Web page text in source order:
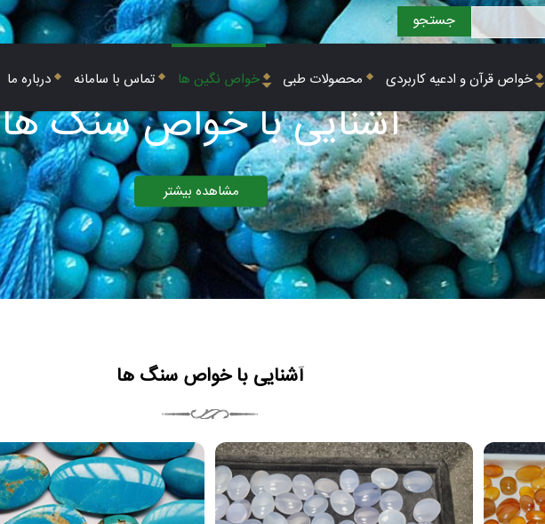
خواص قرآن و ادعیه کاربردی محصولات طبی خواص نگین ها تماس با سامانه درباره ما
جستجو
آشنایی با خواص سنگ ها
مشاهده بیشتر
آشنایی با خواص سنگ ها